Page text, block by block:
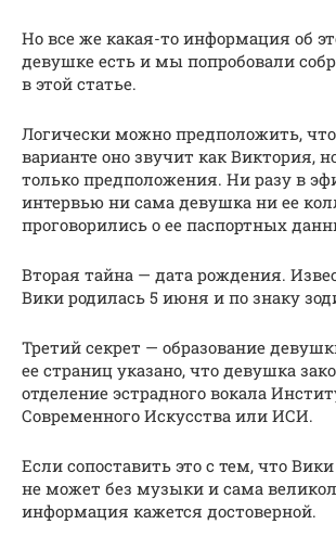
Но все же какая-то информация об
девушке есть и мы попробовали
в этой статье.
Логически можно предположить,
варианте оно звучит как Виктория,
только предположения. Ни разу в
интервью ни сама девушка ни ее
проговорились о ее паспортных
Вторая тайна — дата рождения.
Вики родилась 5 июня и по знаку
Третий секрет — образование
ее страниц указано, что девушка
отделение эстрадного вокала
Современного Искусства или ИСИ.
Если сопоставить это с тем, что
не может без музыки и сама
информация кажется достоверной.